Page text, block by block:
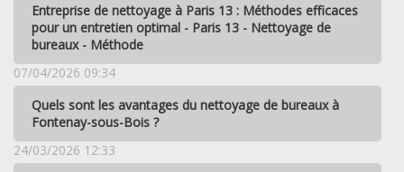
Entreprise de nettoyage à Paris 13 : Méthodes efficaces
pour un entretien optimal - Paris 13 - Nettoyage de
bureaux - Méthode
07/04/2026 09:34
Quels sont les avantages du nettoyage de bureaux à
Fontenay-sous-Bois ?
24/03/2026 12:33